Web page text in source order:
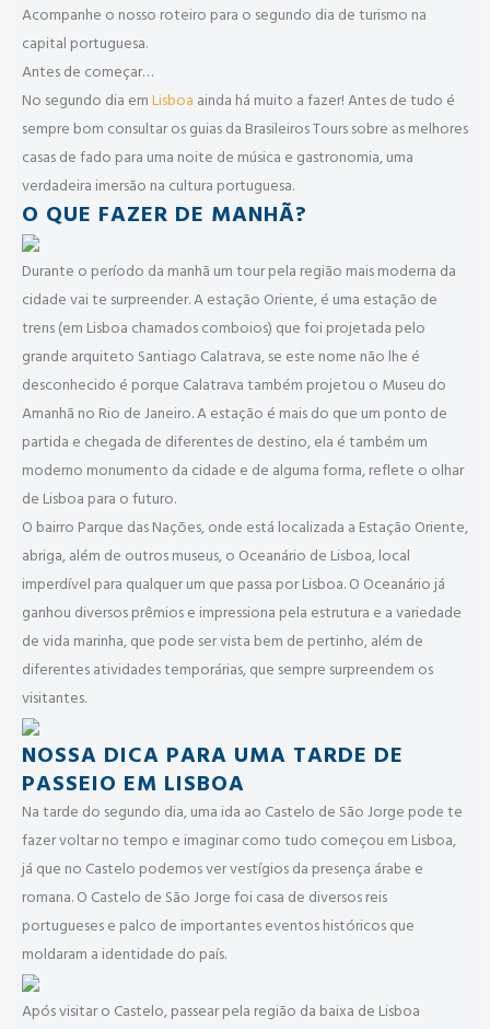
Acompanhe o nosso roteiro para o segundo dia de turismo na
capital portuguesa.
Antes de começar…
No segundo dia emLisboa ainda há muito a fazer! Antes de tudo é
sempre bom consultar os guias da Brasileiros Tours sobre as melhores
casas de fado para uma noite de música e gastronomia, uma
verdadeira imersão na cultura portuguesa.
O QUE FAZER DE MANHÃ?
Durante o período da manhã um tour pela região mais moderna da
cidade vai te surpreender. A estação Oriente, é uma estação de
trens (em Lisboa chamados comboios) que foi projetada pelo
grande arquiteto Santiago Calatrava, se este nome não lhe é
desconhecido é porque Calatrava também projetou o Museu do
Amanhã no Rio de Janeiro. A estação é mais do que um ponto de
partida e chegada de diferentes de destino, ela é também um
moderno monumento da cidade e de alguma forma, reflete o olhar
de Lisboa para o futuro.
O bairro Parque das Nações, onde está localizada a Estação Oriente,
abriga, além de outros museus, o Oceanário de Lisboa, local
imperdível para qualquer um que passa por Lisboa. O Oceanário já
ganhou diversos prêmios e impressiona pela estrutura e a variedade
de vida marinha, que pode ser vista bem de pertinho, além de
diferentes atividades temporárias, que sempre surpreendem os
visitantes.
NOSSA DICA PARA UMA TARDE DE
PASSEIO EM LISBOA
Na tarde do segundo dia, uma ida ao Castelo de São Jorge pode te
fazer voltar no tempo e imaginar como tudo começou em Lisboa,
já que no Castelo podemos ver vestígios da presença árabe e
romana. O Castelo de São Jorge foi casa de diversos reis
portugueses e palco de importantes eventos históricos que
moldaram a identidade do país.
Após visitar o Castelo, passear pela região da baixa de Lisboa